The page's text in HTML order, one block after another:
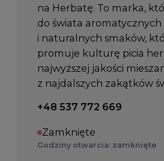
na Herbatę. To marka,
do świata
i naturalnych smaków,
promuje kulturę picia
najwyższej jakości
z najdalszych zakątków
Telefon kontaktowy:
+48 537 772 669
Zamknięte
Godziny otwarcia: zamknięte